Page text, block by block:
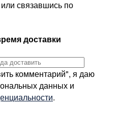
связавшись по
доставки
комментарий", я даю
данных и
.